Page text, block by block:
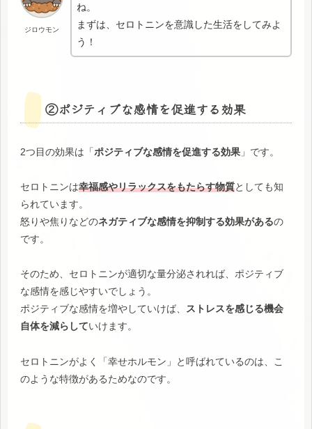
ジロウモン
ね。
まずは、セロトニンを意識した生活をしてみよ
う！
②ポジティブな感情を促進する効果
2つ目の効果は「ポジティブな感情を促進する効果 」です。
セロトニンは幸福感やリラックスをもたらす物質としても知
られています。
怒りや焦りなどのネガティブな感情を抑制する効果があるの
です。
そのため、セロトニンが適切な量分泌されれば、ポジティブ
な感情を感じやすいでしょう。
ポジティブな感情を増やしていけば、 ストレスを感じる機会
自体を減らしていけます。
セロトニンがよく「幸せホルモン」と呼ばれているのは、こ
のような特徴があるためなのです。